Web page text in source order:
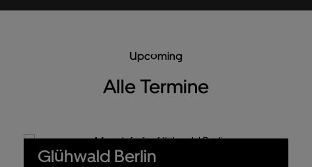
Upcoming
Alle Termine
Glühwald Berlin